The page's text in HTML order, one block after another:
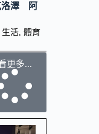
洛澤 阿
生活, 體育
更多...